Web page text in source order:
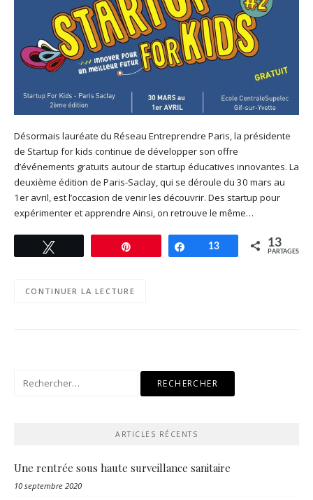
Désormais lauréate du Réseau Entreprendre Paris, la présidente
de Startup for kids continue de développer son offre
d’événements gratuits autour de startup éducatives innovantes. La
deuxième édition de Paris-Saclay, qui se déroule du 30 mars au
1er avril, est l’occasion de venir les découvrir. Des startup pour
expérimenter et apprendre Ainsi, on retrouve le même…
Enregistrer Partagez
13 13
PARTAGES
CONTINUER LA LECTURE
Rechercher :
ARTICLES RÉCENTS
Une rentrée sous haute surveillance sanitaire
10 septembre 2020